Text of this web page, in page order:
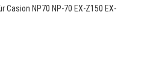
Casion NP70 NP-70 EX-Z150 EX-